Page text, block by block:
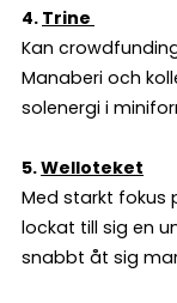
4. Trine
Kan
Manaberi och
solenergi i
5.Welloteket
Med starkt fokus
lockat till sig en
snabbt åt sig